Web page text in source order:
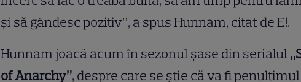
şi să gândesc pozitiv”, a spus Hunnam, citat de E!.
Hunnam joacă acum în sezonul şase din serialul
of Anarchy”, despre care se ştie că va fi penultimul